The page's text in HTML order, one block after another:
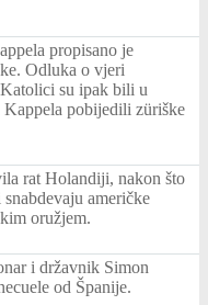
propisano je
Odluka o vjeri
su ipak bili u
Kappela pobijedili züriške
rat Holandiji, nakon što
američke
oružjem.
i državnik Simon
od Španije.